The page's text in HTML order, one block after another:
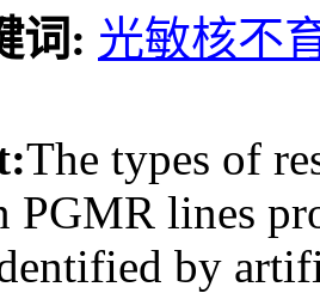
词: 光敏核不
The types of
PGMR lines
by